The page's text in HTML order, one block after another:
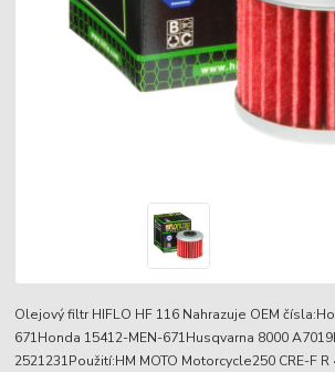
Olejový filtr HIFLO HF 116 Nahrazuje OEM
671Honda 15412-MEN-671Husqvarna 8000
2521231Použití:HM MOTO Motorcycle250 CRE-F R